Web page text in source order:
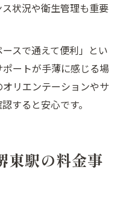
状況や衛生管理も重要
スで通えて便利」とい
ートが手薄に感じる場
リエンテーションやサ
すると安心です。
東駅の料金事